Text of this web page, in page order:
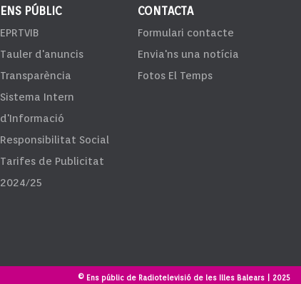
ENS PÚBLIC
EPRTVIB
Tauler d'anuncis
Transparència
Sistema Intern
d'Informació
Responsibilitat Social
Tarifes de Publicitat
2024/25
CONTACTA
Formulari contacte
Envia'ns una notícia
Fotos El Temps
© Ens públic de Radiotelevisió de les Illes Balears | 2025